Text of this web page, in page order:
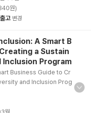
원)
고 변경
A Smart B
a Sustain
Inclusion Program
Business Guide to Cr
and Inclusion Prog